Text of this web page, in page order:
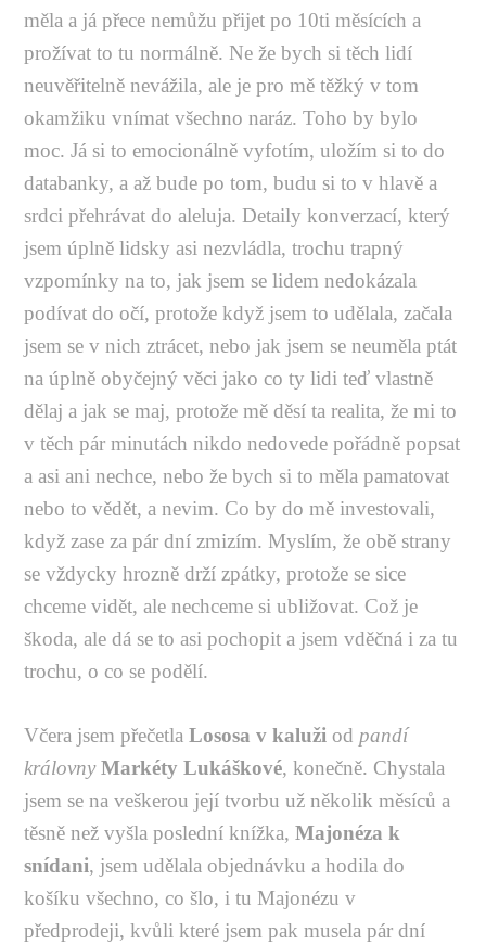
měla a já přece nemůžu přijet po 10ti měsících a
prožívat to tu normálně. Ne že bych si těch lidí
neuvěřitelně nevážila, ale je pro mě těžký v tom
okamžiku vnímat všechno naráz. Toho by bylo
moc. Já si to emocionálně vyfotím, uložím si to do
databanky, a až bude po tom, budu si to v hlavě a
srdci přehrávat do aleluja. Detaily konverzací, který
jsem úplně lidsky asi nezvládla, trochu trapný
vzpomínky na to, jak jsem se lidem nedokázala
podívat do očí, protože když jsem to udělala, začala
jsem se v nich ztrácet, nebo jak jsem se neuměla ptát
na úplně obyčejný věci jako co ty lidi teď vlastně
dělaj a jak se maj, protože mě děsí ta realita, že mi to
v těch pár minutách nikdo nedovede pořádně popsat
a asi ani nechce, nebo že bych si to měla pamatovat
nebo to vědět, a nevim. Co by do mě investovali,
když zase za pár dní zmizím. Myslím, že obě strany
se vždycky hrozně drží zpátky, protože se sice
chceme vidět, ale nechceme si ubližovat. Což je
škoda, ale dá se to asi pochopit a jsem vděčná i za tu
trochu, o co se podělí.
Včera jsem přečetlaLososa v kaluži od pandí
královny Markéty Lukáškové, konečně. Chystala
jsem se na veškerou její tvorbu už několik měsíců a
těsně než vyšla poslední knížka,Majonéza k
snídani, jsem udělala objednávku a hodila do
košíku všechno, co šlo, i tu Majonézu v
předprodeji, kvůli které jsem pak musela pár dní